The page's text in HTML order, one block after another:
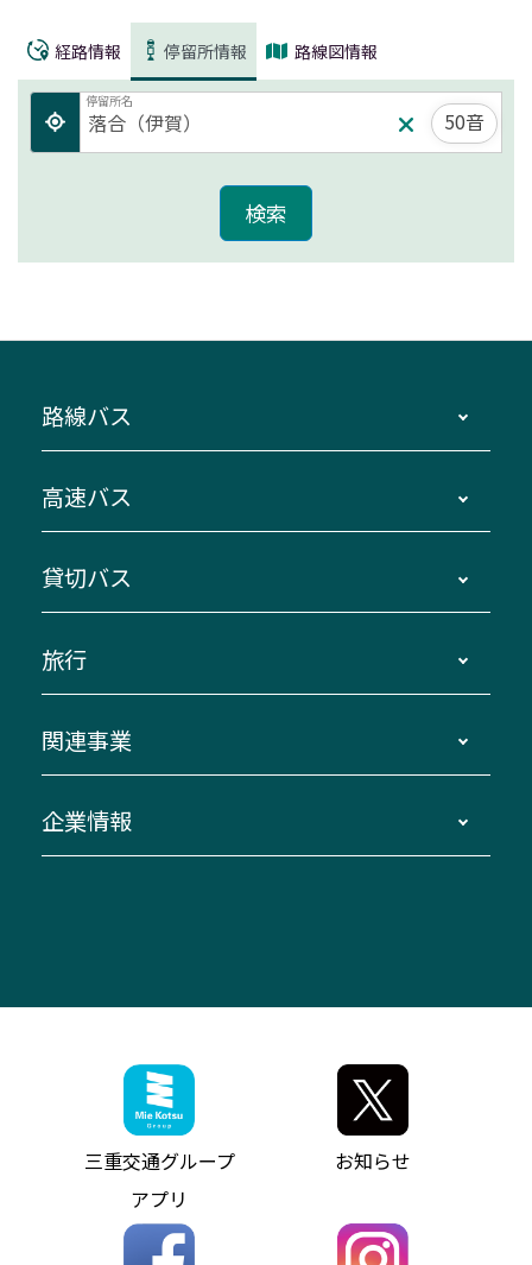
経路情報 停留所情報 路線図情報
停留所名
50音
路線バス
主要停留所案内図・時刻表
路線バスのご利用方法
三重交通接近情報バスロケーションシステム
ダイヤ改正情報
迂回・休止について
臨時バスについて
伊勢二見鳥羽周遊バスCANばす
「みえブルーライン」（三重大学病院直通バ
神都ライナー
ミジュマルのラッピングバス（鈴鹿管内）
参宮バス
神都バス
パールシャトル
バス情報の見える化
高速バス
南紀・VISON～横浜・東京・埼玉
伊賀～名古屋
南紀～VISON～名古屋
湯の山温泉～名古屋
桑名・長島温泉・金城ふ頭駅～中部国際空港
（休止中）
お客様駐車場のご案内
アイコンの説明
インターネット予約
よくあるご質問
お問い合わせ
貸切バス
貸切バスのご利用について
お問い合わせ
旅行
貸切バス団体旅行
美し国周遊ばす
関連事業
自家用自動車車両運行管理
ザ・バスコレクション三重交通バスセット
三重交通公式グッズ
企業情報
ファンコーナー
お問い合わせ
お知らせ・最新情報一覧
ニュースリリース
お問い合わせ
三重交通グループ
アプリ
お知らせ